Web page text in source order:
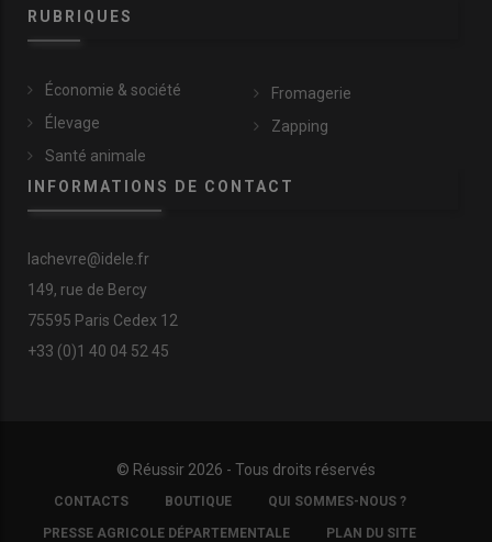
RUBRIQUES
Économie & société
Élevage
Santé animale
Fromagerie
Zapping
INFORMATIONS DE CONTACT
lachevre@idele.fr
149, rue de Bercy
75595 Paris Cedex 12
+33 (0)1 40 04 52 45
© Réussir 2026 - Tous droits réservés
FOOTER
COPYRIGHT
CONTACTS BOUTIQUE QUI SOMMES-NOUS ?
PRESSE AGRICOLE DÉPARTEMENTALE PLAN DU SITE